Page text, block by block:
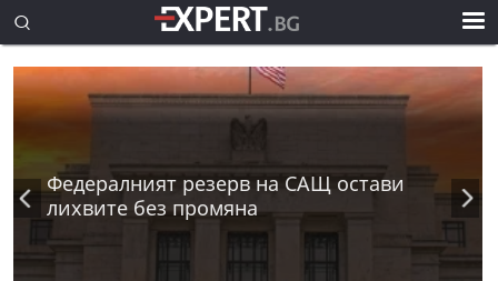
Федералният резерв на САЩ остави
лихвите без промяна